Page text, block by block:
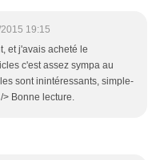
19:15
et j'avais acheté le
c'est assez sympa au
sont inintéressants, simple-
Bonne lecture.